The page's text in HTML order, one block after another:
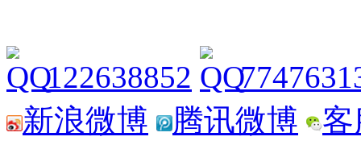
122638852
新浪微博
腾讯微博